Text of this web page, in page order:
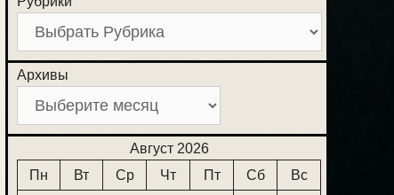
Архивы
Август 2026
Пн
Вт Ср Чт Пт Сб
Вс